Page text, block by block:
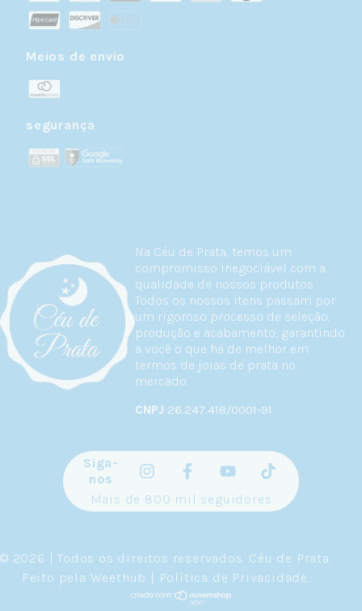
Na Céu de Prata, temos um
compromisso inegociável com a
qualidade de nossos produtos.
Todos os nossos itens passam por
um rigoroso processo de seleção,
produção e acabamento, garantindo
a você o que há de melhor em
termos de joias de prata no
mercado.
CNPJ 26.247.418/0001-91
Meios de envio
segurança
Siga-
nos
Mais de 800 mil seguidores
© 2026 | Todos os direitos reservados. Céu de Prata
Feito pela Weethub | Política de Privacidade